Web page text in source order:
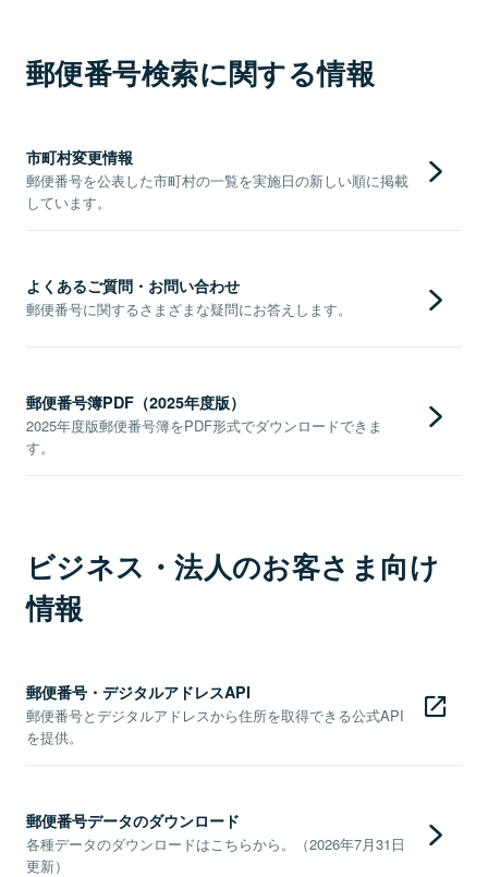
郵便番号検索に関する情報
市町村変更情報
郵便番号を公表した市町村の一覧を実施日の新しい順に掲載
しています。
よくあるご質問・お問い合わせ
郵便番号に関するさまざまな疑問にお答えします。
郵便番号簿PDF（2025年度版）
2025年度版郵便番号簿をPDF形式でダウンロードできま
す。
ビジネス・法人のお客さま向け
情報
郵便番号・デジタルアドレスAPI
郵便番号とデジタルアドレスから住所を取得できる公式API
を提供。
郵便番号データのダウンロード
各種データのダウンロードはこちらから。（2026年7月31日
更新）